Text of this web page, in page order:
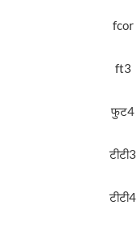
fcor
ft3
फुट4
टीटी3
टीटी4